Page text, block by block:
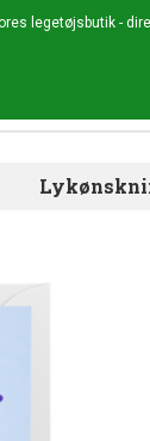
legetøjsbutik -